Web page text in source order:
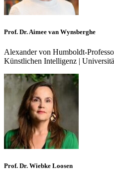
Prof. Dr. Aimee van Wynsberghe
Alexander von Humboldt-
Künstlichen Intelligenz |
Prof. Dr. Wiebke Loosen